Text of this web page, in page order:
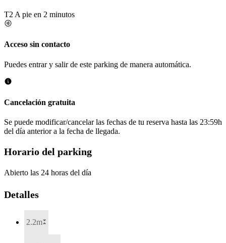
T2 A pie en 2 minutos
Acceso sin contacto
Puedes entrar y salir de este parking de manera automática.
Cancelación gratuita
Se puede modificar/cancelar las fechas de tu reserva hasta las 23:59h
del día anterior a la fecha de llegada.
Horario del parking
Abierto las 24 horas del día
Detalles
2.2m